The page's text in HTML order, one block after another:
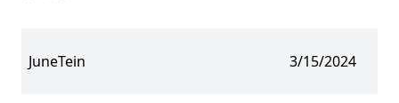
JuneTein 3/15/2024